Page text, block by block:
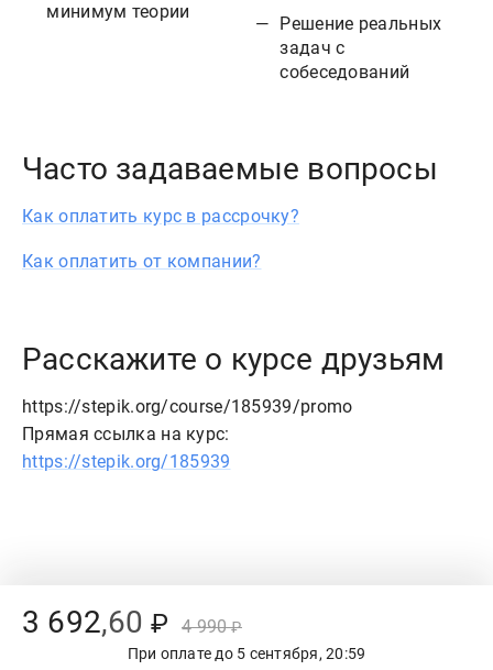
минимум теории
Решение реальных
задач с
собеседований
Часто задаваемые вопросы
Как оплатить курс в рассрочку?
Как оплатить от компании?
Расскажите о курсе друзьям
https://stepik.org/course/185939/promo
Прямая ссылка на курс:
https://stepik.org/185939
Old Price: 4 990 ₽
Discount Price:
3 692,60 ₽
При оплате до 5 сентября, 20:59